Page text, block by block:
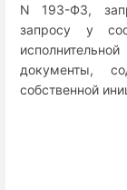
N 193-ФЗ,
запросу у
документы,
собственной